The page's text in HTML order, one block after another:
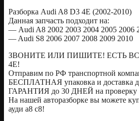
Разборка Audi A8 D3 4E (2002-2010)
Данная запчасть подходит на:
— Audi A8 2002 2003 2004 2005 2006
— Audi S8 2006 2007 2008 2009 2010
ЗВОНИТЕ ИЛИ ПИШИТЕ! ЕСТЬ
4Е!
Отправим по РФ транспортной
БЕСПЛАТНАЯ упаковка и доставка
ГАРАНТИЯ до 30 ДНЕЙ на проверку
На нашей авторазборке вы можете
ауди а8 с8!